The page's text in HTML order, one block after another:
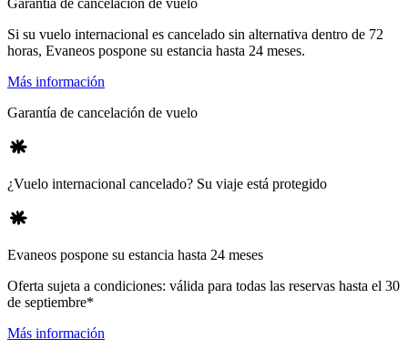
Garantía de cancelación de vuelo
Si su vuelo internacional es cancelado sin alternativa dentro de 72
horas, Evaneos pospone su estancia hasta 24 meses.
Más información
Garantía de cancelación de vuelo
¿Vuelo internacional cancelado? Su viaje está protegido
Evaneos pospone su estancia hasta 24 meses
Oferta sujeta a condiciones: válida para todas las reservas hasta el 30
de septiembre*
Más información